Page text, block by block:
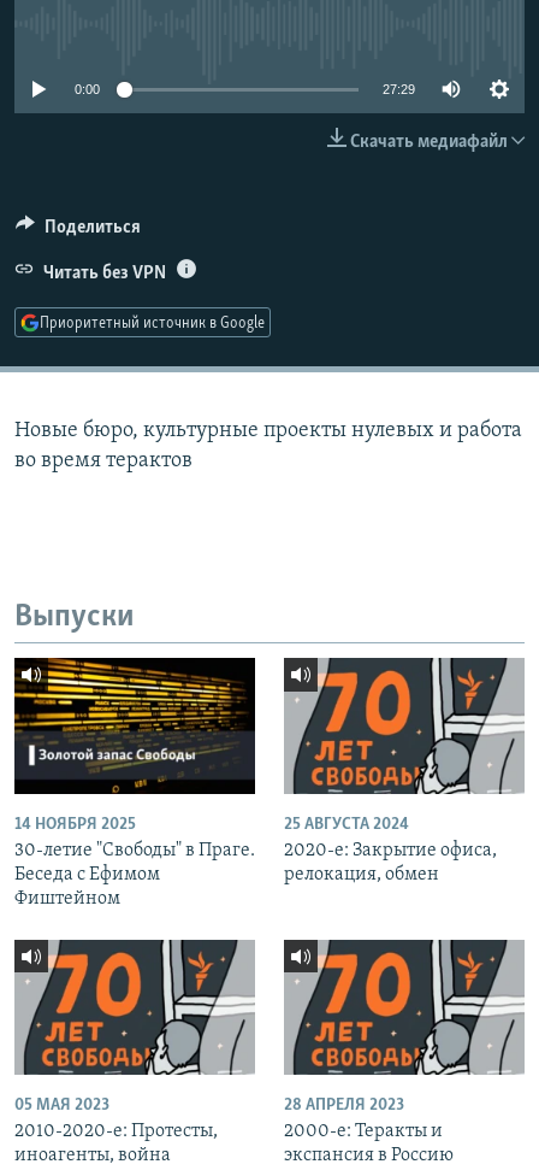
0:00 27:29
Скачать медиафайл
Поделиться
Читать без VPN
Приоритетный источник в Google
Новые бюро, культурные проекты нулевых и работа
во время терактов
Выпуски
14 НОЯБРЯ 2025
30-летие "Свободы" в Праге.
Беседа с Ефимом
Фиштейном
25 АВГУСТА 2024
2020-е: Закрытие офиса,
релокация, обмен
05 МАЯ 2023
2010-2020-е: Протесты,
иноагенты, война
28 АПРЕЛЯ 2023
2000-е: Теракты и
экспансия в Россию